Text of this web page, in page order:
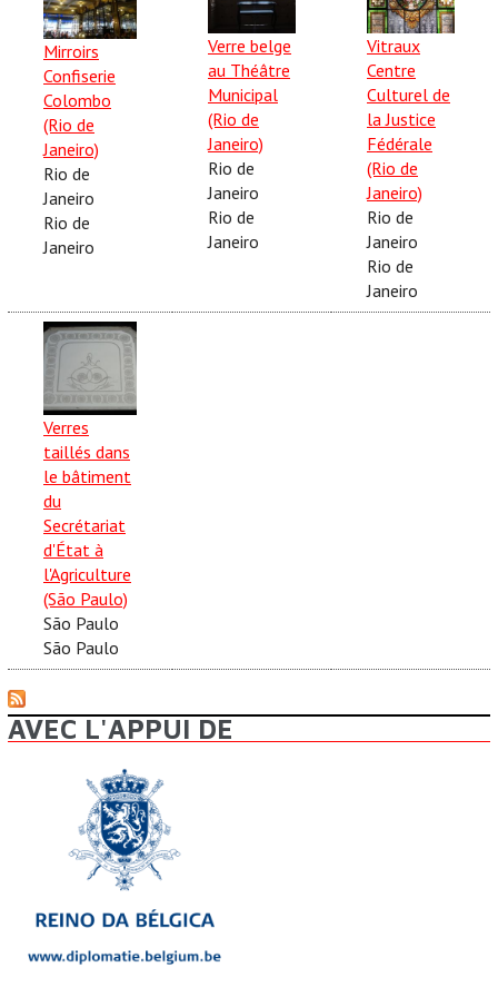
Mirroirs
Confiserie
Colombo
(Rio de
Janeiro)
Rio de
Janeiro
Rio de
Janeiro
Verre belge
au Théâtre
Municipal
(Rio de
Janeiro)
Rio de
Janeiro
Rio de
Janeiro
Vitraux
Centre
Culturel de
la Justice
Fédérale
(Rio de
Janeiro)
Rio de
Janeiro
Rio de
Janeiro
Verres
taillés dans
le bâtiment
du
Secrétariat
d'État à
l'Agriculture
(São Paulo)
São Paulo
São Paulo
AVEC L'APPUI DE